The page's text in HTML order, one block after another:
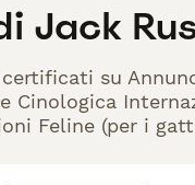
Jack
certificati su
Cinologica
Feline (per i